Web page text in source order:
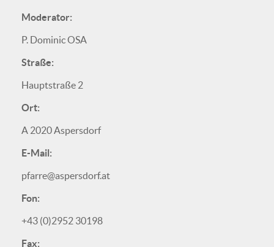
Moderator:
P. Dominic OSA
Straße:
Hauptstraße 2
Ort:
A 2020 Aspersdorf
E-Mail:
pfarre@aspersdorf.at
Fon:
+43 (0)2952 30198
Fax: